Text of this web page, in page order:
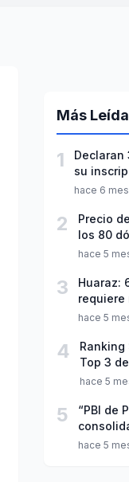
Más
1
Declaran
su
hace 6
2
Precio
los 80
hace 5
3
Huaraz:
requiere
de inicio
hace 5
4
Ranking
Top 3
Perú
hace 5
5
“PBI de
hace 5